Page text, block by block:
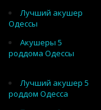
Лучший акушер
Одессы
Акушеры 5
роддома Одессы
Лучший акушер 5
роддом Одесса